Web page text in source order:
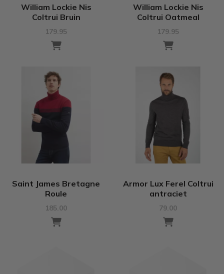
William Lockie Nis
Coltrui Bruin
179.95
William Lockie Nis
Coltrui Oatmeal
179.95
Saint James Bretagne
Roule
185.00
Armor Lux Ferel Coltrui
antraciet
79.00